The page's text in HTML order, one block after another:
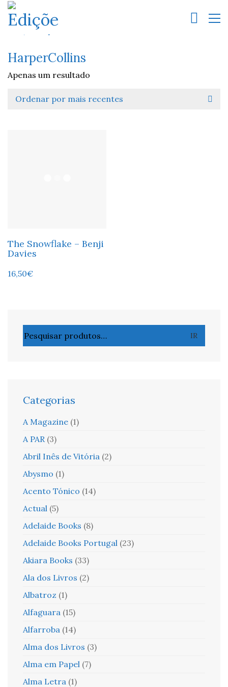
HarperCollins
Apenas um resultado
Ordenar por mais recentes
The Snowflake – Benji
Davies
16,50€
por:
IR
Categorias
A Magazine (1)
A PAR (3)
Abril Inês de Vitória (2)
Abysmo (1)
Acento Tónico (14)
Actual (5)
Adelaide Books (8)
Adelaide Books Portugal (23)
Akiara Books (33)
Ala dos Livros (2)
Albatroz (1)
Alfaguara (15)
Alfarroba (14)
Alma dos Livros (3)
Alma em Papel (7)
Alma Letra (1)